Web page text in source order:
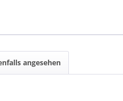
angesehen